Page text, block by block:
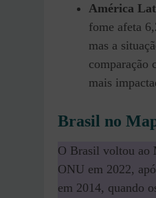
América
fome afeta
mas a
comparação
mais
Brasil no
O Brasil voltou ao
ONU em 2022,
em 2014, quando